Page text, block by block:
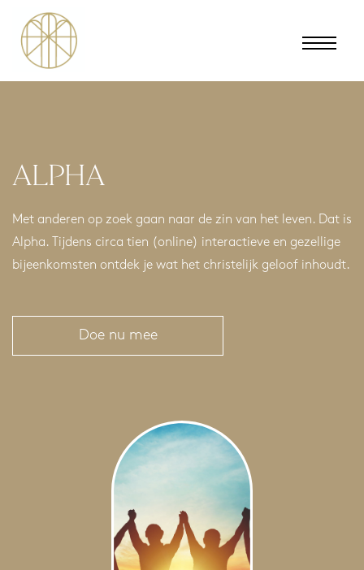
ALPHA
Met anderen op zoek gaan naar de zin van het leven. Dat is
Alpha. Tijdens circa tien (online) interactieve en gezellige
bijeenkomsten ontdek je wat het christelijk geloof inhoudt.
Doe nu mee